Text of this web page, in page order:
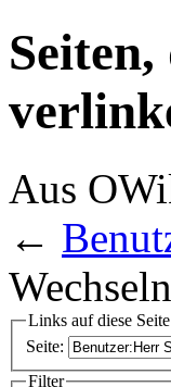
Aus
←
Links auf diese Seite
Seite:
Filter